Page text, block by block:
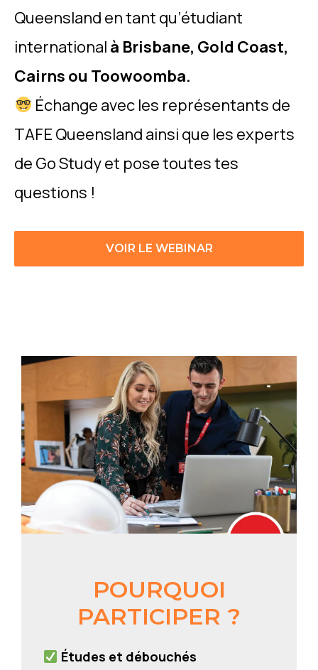
Queensland en tant qu’étudiant
international à Brisbane, Gold Coast,
Cairns ou Toowoomba.
Échange avec les représentants de
TAFE Queensland ainsi que les experts
de Go Study et pose toutes tes
questions !
VOIR LE WEBINAR
POURQUOI
PARTICIPER ?
Études et débouchés